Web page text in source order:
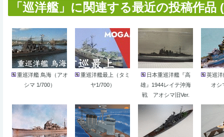
「巡洋艦」に関連する最近の投稿作品
重巡洋艦 鳥海（アオ
シマ 1/700）
重巡洋艦最上（タミ
ヤ1/700）
日本重巡洋艦『高
雄』1944レイテ沖海
戦 アオシマ旧Ver.
英巡
オシ